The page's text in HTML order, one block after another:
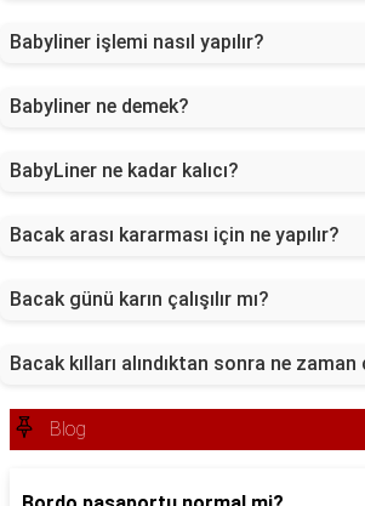
Babyliner işlemi nasıl yapılır?
Babyliner ne demek?
BabyLiner ne kadar kalıcı?
Bacak arası kararması için ne yapılır?
Bacak günü karın çalışılır mı?
Bacak kılları alındıktan sonra ne zaman
Blog